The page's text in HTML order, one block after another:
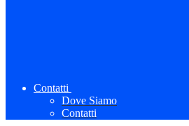
Contatti
Dove Siamo
Contatti